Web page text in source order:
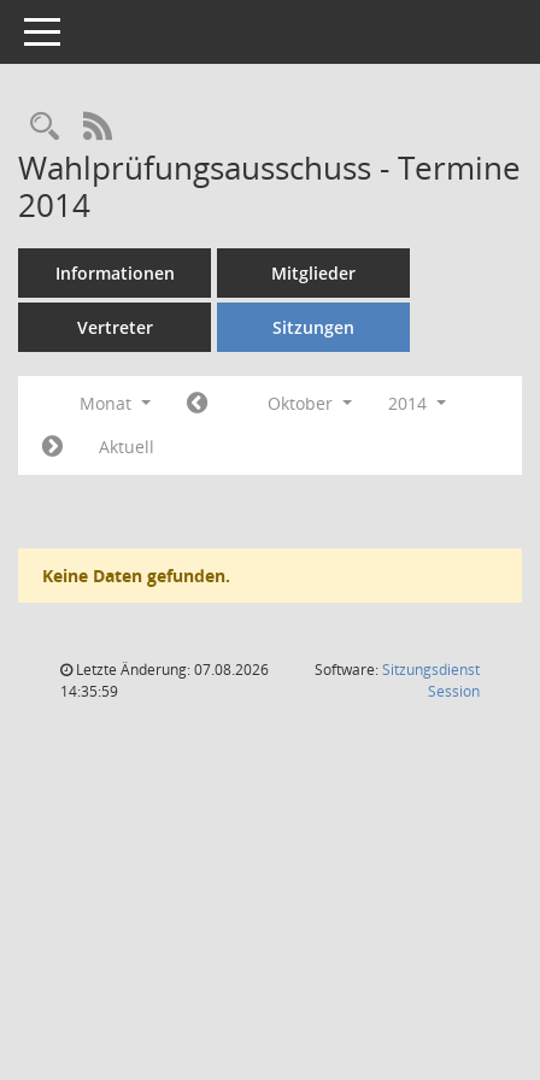
Toggle navigation
Rechercheauswahl
RSS-Feed
Wahlprüfungsausschuss - Termine
2014
Informationen Mitglieder
Vertreter Sitzungen
Monat Oktober
2014
Aktuell
Keine Daten gefunden.
Letzte Änderung: 07.08.2026
14:35:59
Software:Sitzungsdienst
Session(Wird in